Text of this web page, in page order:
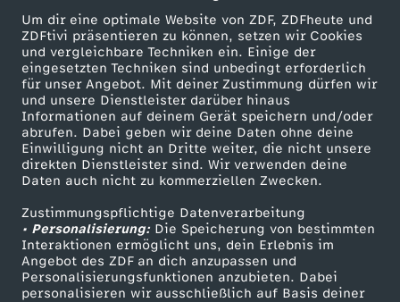
Um dir eine optimale Website von ZDF, ZDFheute und
ZDFtivi präsentieren zu können, setzen wir Cookies
und vergleichbare Techniken ein. Einige der
eingesetzten Techniken sind unbedingt erforderlich
für unser Angebot. Mit deiner Zustimmung dürfen wir
und unsere Dienstleister darüber hinaus
Informationen auf deinem Gerät speichern und/oder
abrufen. Dabei geben wir deine Daten ohne deine
Einwilligung nicht an Dritte weiter, die nicht unsere
direkten Dienstleister sind. Wir verwenden deine
Daten auch nicht zu kommerziellen Zwecken.
Zustimmungspflichtige Datenverarbeitung
• Personalisierung:Die Speicherung von bestimmten
Interaktionen ermöglicht uns, dein Erlebnis im
Angebot des ZDF an dich anzupassen und
Personalisierungsfunktionen anzubieten. Dabei
personalisieren wir ausschließlich auf Basis deiner
n
t
-
M
e
x
i
Mehr ZDF
ZDF-Apps
Smart TV
ZDFtext
Livestreams
Sendungen A-Z
TV-Programm
Service
ZDFmitreden
Kontakt zum ZDF
Tickets
Zuschauerservice
Hilfe